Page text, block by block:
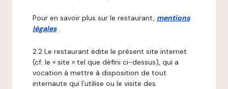
Pour en savoir plus sur le restaurant, mentions
légales .
2.2 Le restaurant édite le présent site internet
(cf. le « site » tel que défini ci-dessus), qui a
vocation à mettre à disposition de tout
internaute qui l’utilise ou le visite des